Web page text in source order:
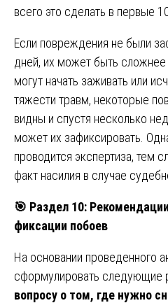
всего это сделать в первые
Если повреждения не были
дней, их может быть сложнее
могут начать заживать или
тяжести травм, некоторые
видны и спустя несколько
может их зафиксировать.
проводится экспертиза, тем
факт насилия в случае
🎯 Раздел 10:
фиксации побоев
На основании проведенного
сформулировать следующие
вопросу о том, где нужно